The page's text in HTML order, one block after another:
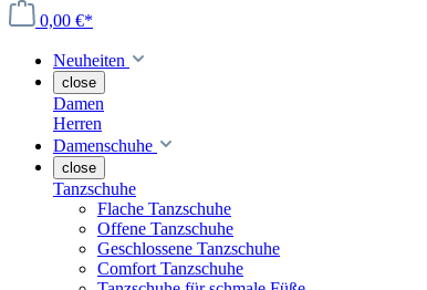
0,00 €*
Neuheiten
close
Damen
Herren
Damenschuhe
close
Tanzschuhe
Flache Tanzschuhe
Offene Tanzschuhe
Geschlossene Tanzschuhe
Comfort Tanzschuhe